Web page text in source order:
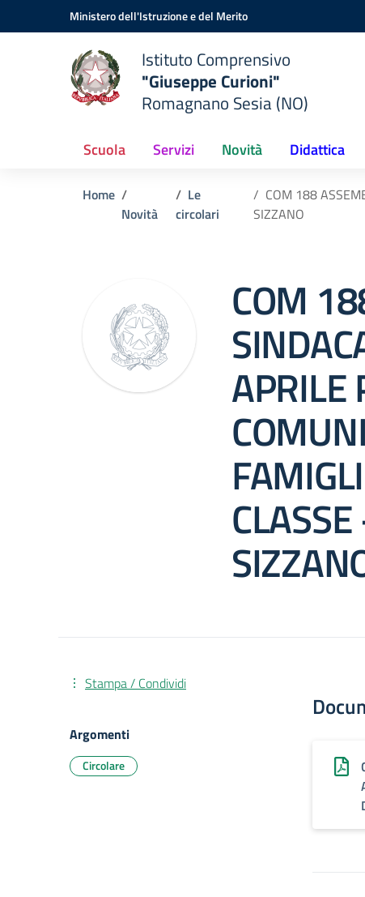
Vai ai contenuti
Vai al menu di navigazioneMinistero dell'Istruzione e del Merito
Istituto Comprensivo
"Giuseppe Curioni"
Romagnano Sesia (NO)
Scuola Servizi Novità Didattica
Home
Novità
Le
circolari
COM 188
SIZZANO
COM
APRILE
Stampa / Condividi
Argomenti
Circolare